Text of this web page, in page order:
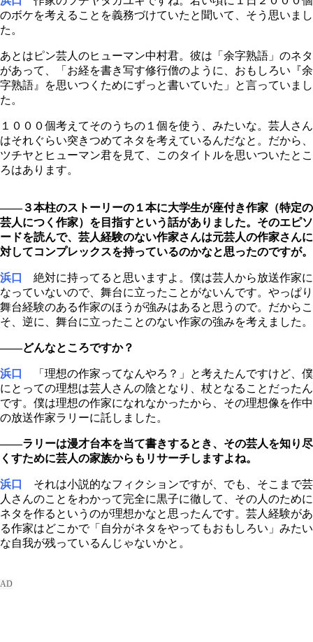
のボケを考えることを義務づけていたと聞いて、そう思いまし
た。
あとはピン芸人のヒューマン中村君。彼は「余字熟語」のネタ
があって、「お経を書き写す修行僧のように、おもしろい『余
字熟語』を思いつくためにずっと書いていた」と言っていまし
た。
１０００個考えてそのうちの１個を使う、みたいな。芸人さん
はそれぐらい突きつめてネタを考えているんだなと。だから、
ツチヤとヒューマン君を見て、このタイトルを思いついたとこ
ろはあります。
――３本柱のストーリーの１本に大学生が座付き作家（特定の
芸人につく作家）を目指すという話がありました。そのエピソ
ードを読んで、芸人経験のない作家さんは元芸人の作家さんに
対してコンプレックスを持っているのかなと思ったのですが。
浜口
絶対に持ってると思いますよ。僕は芸人から放送作家に
なっていないので、舞台に立ったことがないんです。やっぱり
舞台経験のある作家のほうが強みはあると思うので。だからこ
そ、逆に、舞台に立ったことのない作家の強みを考えました。
――どんなところですか？
浜口
「理想の作家ってなんやろ？」と考えたんですけど、僕
にとっての理想は芸人さんの陰となり、杖となることだったん
です。僕は理想の作家になれなかったから、その理想像を作中
の放送作家ラリーに託しました。
――ラリーは漫才台本を当て書きするとき、その芸人を知り尽
くすために芸人の家族からもリサーチしますよね。
浜口
それは小説的なフィクションですが、でも、そこまで芸
人さんのことをわかって完全に黒子に徹して、その人のために
ネタを作るというのが理想かなと思ったんです。芸人経験があ
る作家はどこかで「自分がネタをやってもおもしろい」みたい
な自我が残っているんじゃないかと。